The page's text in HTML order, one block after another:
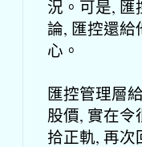
況。可是,
論, 匯控還給
心。
匯控管理層
股價, 實在
拾正軌, 再